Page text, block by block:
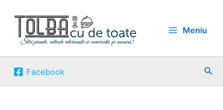
content
Meniu
Facebook